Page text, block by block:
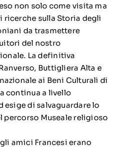
non solo come visita ma
ricerche sulla Storia degli
da trasmettere
del nostro
La definitiva
Buttigliera Alta e
ai Beni Culturali di
continua a livello
esige di salvaguardare lo
percorso Museale religioso
amici Francesi erano